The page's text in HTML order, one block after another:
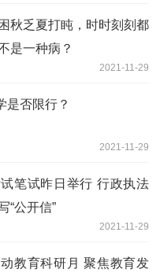
秋乏夏打盹，时时刻刻都
是一种病？
2021-11-29
是否限行？
2021-11-29
笔试昨日举行 行政执法
“公开信”
2021-11-29
教育科研月 聚焦教育发